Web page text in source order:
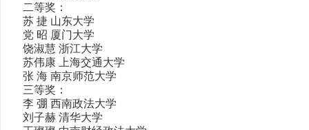
二等奖：
苏 捷 山东大学
党 昭 厦门大学
饶淑慧 浙江大学
苏伟康 上海交通大学
张 海 南京师范大学
三等奖：
李 弸 西南政法大学
刘子赫 清华大学